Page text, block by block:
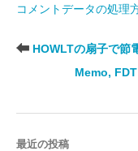
コメントデータの処理
HOWLTの扇子で節
Memo,
最近の投稿